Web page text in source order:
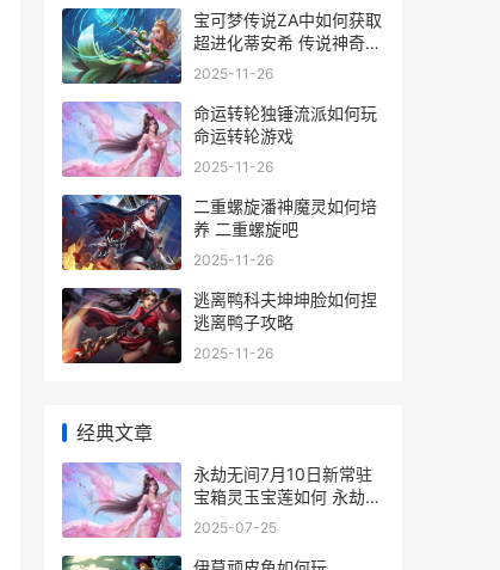
宝可梦传说ZA中如何获取
超进化蒂安希 传说神奇宝
可梦
2025-11-26
命运转轮独锤流派如何玩
命运转轮游戏
2025-11-26
二重螺旋潘神魔灵如何培
养 二重螺旋吧
2025-11-26
逃离鸭科夫坤坤脸如何捏
逃离鸭子攻略
2025-11-26
经典文章
永劫无间7月10日新常驻
宝箱灵玉宝莲如何 永劫无
间7月8号公测多久
2025-07-25